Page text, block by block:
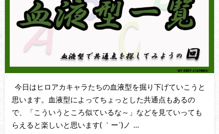
今日はヒロアカキャラたちの血液型を掘り下げていこうと
思います。血液型によってちょっとした共通点もあるの
で、「こういうところ似ているな～」などを見ていっても
らえると楽しいと思います( ｀ー´)ノ …